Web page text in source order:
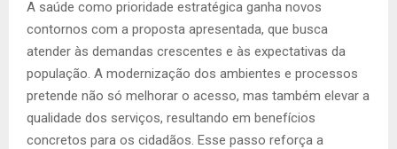
A saúde como prioridade estratégica ganha novos
contornos com a proposta apresentada, que busca
atender às demandas crescentes e às expectativas da
população. A modernização dos ambientes e processos
pretende não só melhorar o acesso, mas também elevar a
qualidade dos serviços, resultando em benefícios
concretos para os cidadãos. Esse passo reforça a